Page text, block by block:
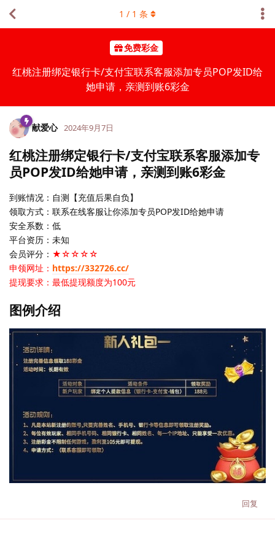
免费彩金
红桃注册绑定银行卡/支付宝联系客服添加专员POP发ID给
她申请，亲测到账6彩金
1 / 1 条
献爱心 2024年9月7日
红桃注册绑定银行卡/支付宝联系客服添加专
员POP发ID给她申请，亲测到账6彩金
到账情况：自测【充值后果自负】
领取方式：联系在线客服让你添加专员POP发ID给她申请
安全系数：低
平台资历：未知
会员评分： ★☆☆☆☆
申领网址： https://332726.cc/
提现要求：最低提现额度为100元
图例介绍
回复